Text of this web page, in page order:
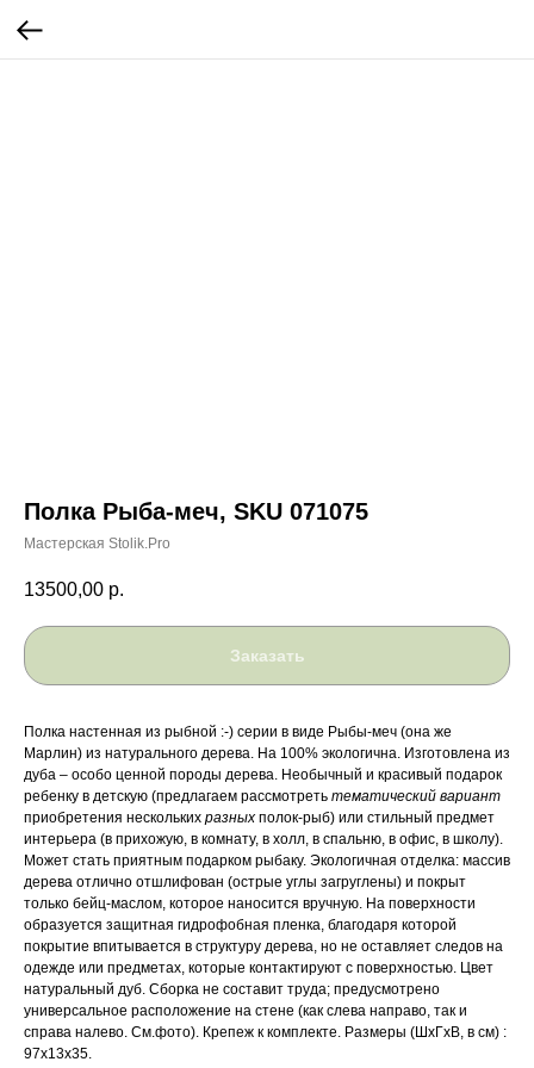
Полка Рыба-меч, SKU 071075
Мастерская Stolik.Pro
13500,00 р.
Заказать
Полка настенная из рыбной :-) серии в виде Рыбы-меч (она же
Марлин) из натурального дерева. На 100% экологична. Изготовлена из
дуба – особо ценной породы дерева. Необычный и красивый подарок
ребенку в детскую (предлагаем рассмотреть тематический вариант
приобретения нескольких разных полок-рыб) или стильный предмет
интерьера (в прихожую, в комнату, в холл, в спальню, в офис, в школу).
Может стать приятным подарком рыбаку. Экологичная отделка: массив
дерева отлично отшлифован (острые углы загруглены) и покрыт
только бейц-маслом, которое наносится вручную. На поверхности
образуется защитная гидрофобная пленка, благодаря которой
покрытие впитывается в структуру дерева, но не оставляет следов на
одежде или предметах, которые контактируют с поверхностью. Цвет
натуральный дуб. Сборка не составит труда; предусмотрено
универсальное расположение на стене (как слева направо, так и
справа налево. См.фото). Крепеж к комплекте. Размеры (ШхГхВ, в см) :
97х13х35.